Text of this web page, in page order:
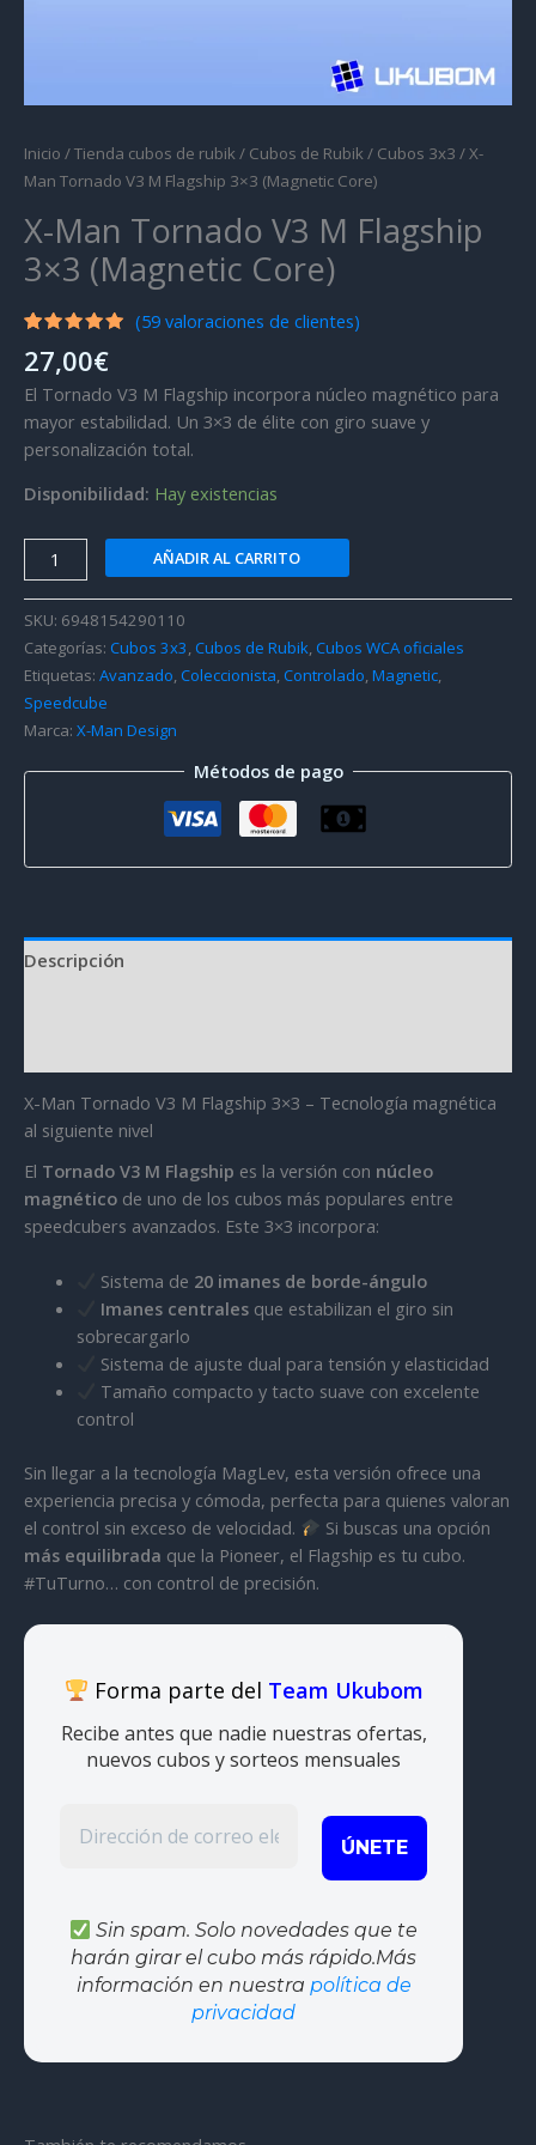
Inicio /Tienda cubos de rubik/ Cubos de Rubik/ Cubos 3x3 / X-
Man Tornado V3 M Flagship 3×3 (Magnetic Core)
X-Man Tornado V3 M Flagship
3×3 (Magnetic Core)
con4.97
de 5 en
base a
valoraciones
de
clientes
(59valoraciones de clientes)
27,00€
El Tornado V3 M Flagship incorpora núcleo magnético para
mayor estabilidad. Un 3×3 de élite con giro suave y
personalización total.
Disponibilidad: Hay existencias
Man
Tornado
V3
M
Flagship
3x3
(Magnetic
Core)
AÑADIR AL CARRITO
SKU: 6948154290110
Categorías: Cubos 3x3,Cubos de Rubik,Cubos WCA oficiales
Etiquetas: Avanzado,Coleccionista,Controlado,Magnetic,
Speedcube
Marca: X-Man Design
Métodos de pago
Descripción
X-Man Tornado V3 M Flagship 3×3 – Tecnología magnética
al siguiente nivel
El Tornado V3 M Flagship es la versión con núcleo
magnético de uno de los cubos más populares entre
speedcubers avanzados. Este 3×3 incorpora:
Sistema de 20 imanes de borde-ángulo
Imanes centrales que estabilizan el giro sin
sobrecargarlo
Sistema de ajuste dual para tensión y elasticidad
Tamaño compacto y tacto suave con excelente
control
Sin llegar a la tecnología MagLev, esta versión ofrece una
experiencia precisa y cómoda, perfecta para quienes valoran
el control sin exceso de velocidad.
Si buscas una opción
más equilibrada que la Pioneer, el Flagship es tu cubo.
#TuTurno… con control de precisión.
Forma parte del Team Ukubom
Recibe antes que nadie nuestras ofertas,
nuevos cubos y sorteos mensuales
Sin spam. Solo novedades que te
harán girar el cubo más rápido.Más
información en nuestra política de
privacidad